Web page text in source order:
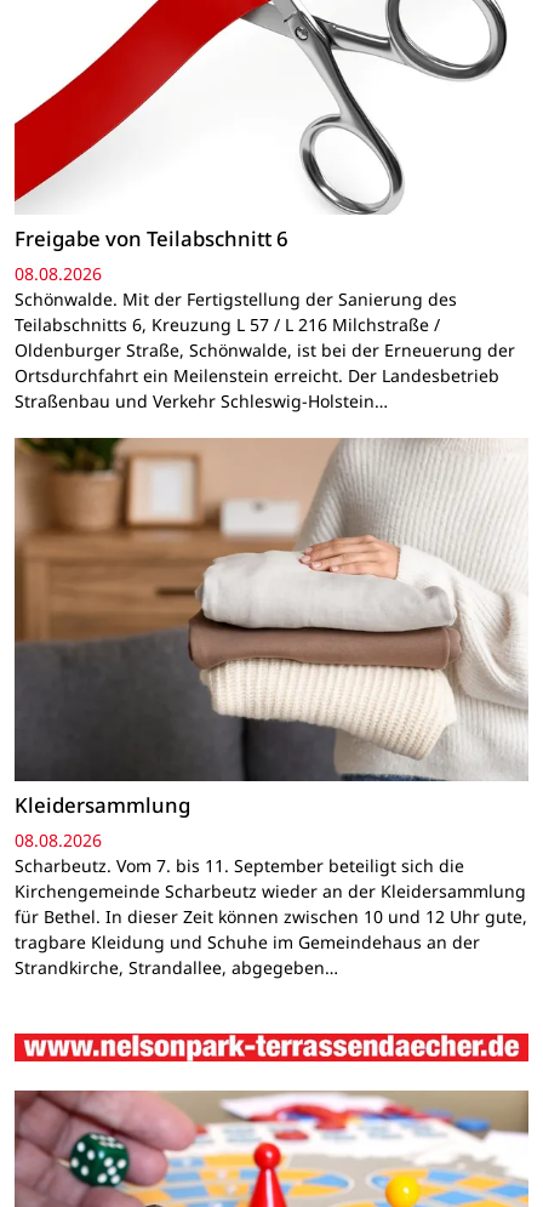
Freigabe von Teilabschnitt 6
08.08.2026
Schönwalde. Mit der Fertigstellung der Sanierung des
Teilabschnitts 6, Kreuzung L 57 / L 216 Milchstraße /
Oldenburger Straße, Schönwalde, ist bei der Erneuerung der
Ortsdurchfahrt ein Meilenstein erreicht. Der Landesbetrieb
Straßenbau und Verkehr Schleswig-Holstein…
Kleidersammlung
08.08.2026
Scharbeutz. Vom 7. bis 11. September beteiligt sich die
Kirchengemeinde Scharbeutz wieder an der Kleidersammlung
für Bethel. In dieser Zeit können zwischen 10 und 12 Uhr gute,
tragbare Kleidung und Schuhe im Gemeindehaus an der
Strandkirche, Strandallee, abgegeben…